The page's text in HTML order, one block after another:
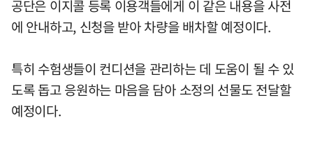
공단은 이지콜 등록 이용객들에게 이 같은 내용을 사전
에 안내하고, 신청을 받아 차량을 배차할 예정이다.
특히 수험생들이 컨디션을 관리하는 데 도움이 될 수 있
도록 돕고 응원하는 마음을 담아 소정의 선물도 전달할
예정이다.